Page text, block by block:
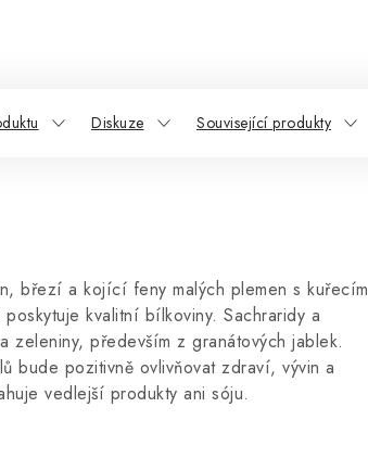
Diskuze Související produkty
březí a kojící feny malých plemen s kuřecím
kvalitní bílkoviny. Sachraridy a
zeleniny, především z granátových jablek.
bude pozitivně ovlivňovat zdraví, vývin a
vedlejší produkty ani sóju.